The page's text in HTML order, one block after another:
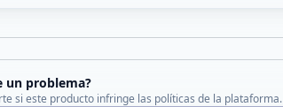
un problema?
si este producto infringe las políticas de la plataforma.